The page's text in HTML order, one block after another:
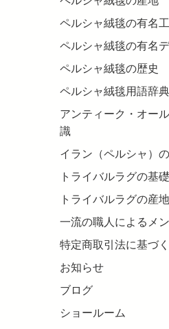
ペルシャ絨毯の有名
ペルシャ絨毯の有名
ペルシャ絨毯の歴史
ペルシャ絨毯用語辞典
アンティーク・オー
識
イラン（ペルシャ）
トライバルラグの基
トライバルラグの産
一流の職人によるメ
特定商取引法に基づ
お知らせ
ブログ
ショールーム